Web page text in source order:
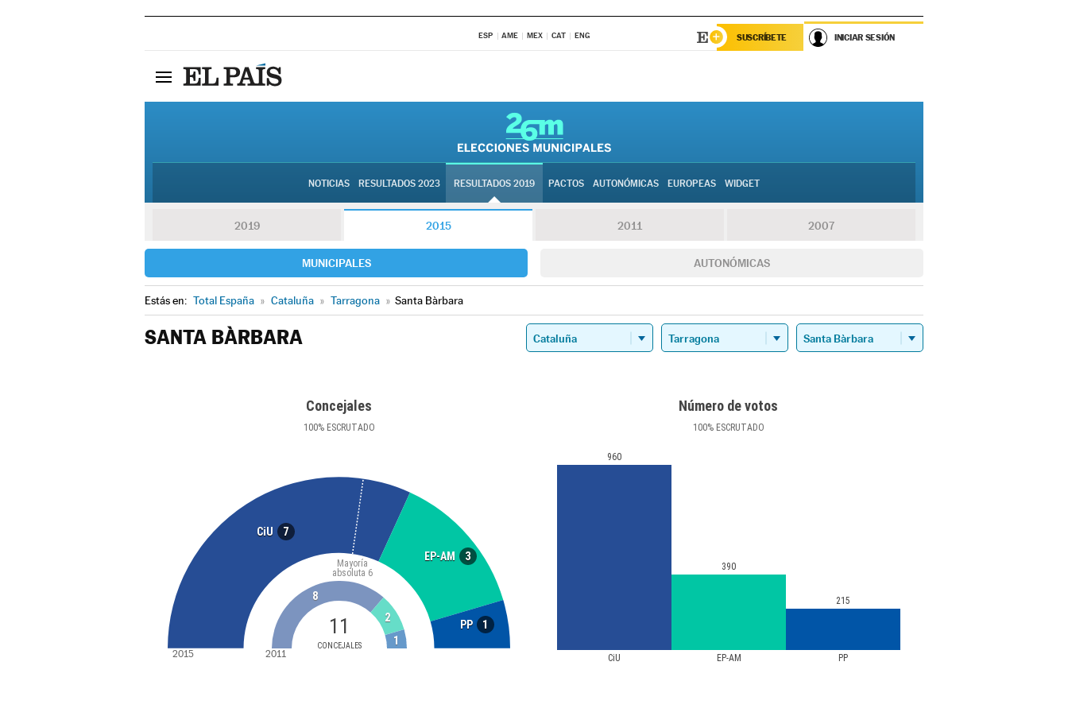
ESP AME MEX CAT ENG SUSCRÍBETE INICIAR SESIÓN
NOTICIAS RESULTADOS 2023 RESULTADOS 2019 PACTOS AUTONÓMICAS EUROPEAS WIDGET
2019 2015 2011 2007
MUNICIPALES AUTONÓMICAS
Estás en: Total España » Cataluña » Tarragona » Santa Bàrbara
SANTA BÀRBARA
Concejales
100%ESCRUTADO
CiU 7
EP-AM 3
PP 1
11
CONCEJALES
Mayoría
absoluta 6
8
2
1
2015 2011
Número de votos
100%ESCRUTADO
CiU EP-AM PP
960
390
215